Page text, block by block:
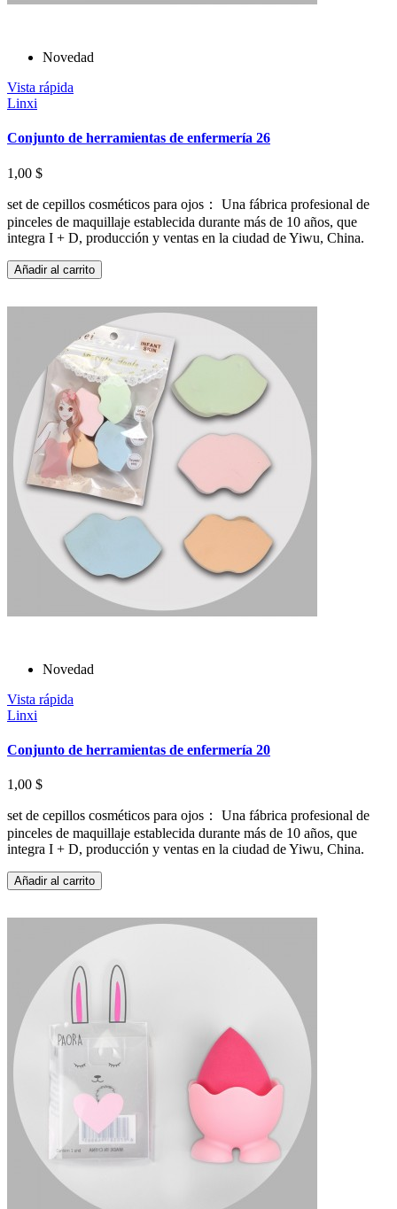
Novedad
Vista rápida
Linxi
Conjunto de herramientas de enfermería 26
1,00 $
set de cepillos cosméticos para ojos： Una fábrica profesional de
pinceles de maquillaje establecida durante más de 10 años, que
integra I + D, producción y ventas en la ciudad de Yiwu, China.
Añadir al carrito
Novedad
Vista rápida
Linxi
Conjunto de herramientas de enfermería 20
1,00 $
set de cepillos cosméticos para ojos： Una fábrica profesional de
pinceles de maquillaje establecida durante más de 10 años, que
integra I + D, producción y ventas en la ciudad de Yiwu, China.
Añadir al carrito